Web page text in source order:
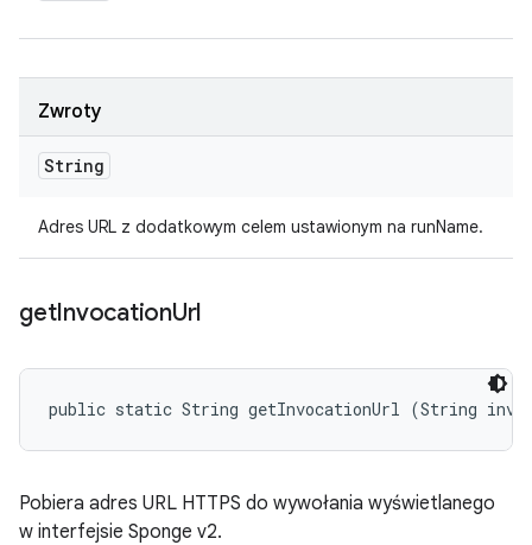
Zwroty
String
Adres URL z dodatkowym celem ustawionym na runName.
getInvocationUrl
public static String getInvocationUrl (String
Pobiera adres URL HTTPS do wywołania wyświetlanego
w interfejsie Sponge v2.